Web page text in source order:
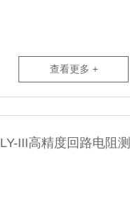
查看更多 +
III高精度回路电阻